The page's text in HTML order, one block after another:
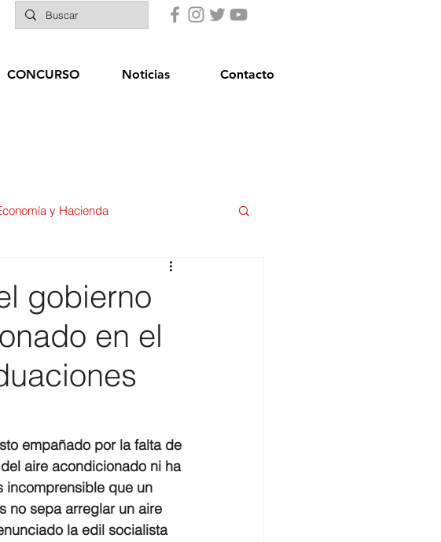
CONCURSO Noticias Contacto
y Hacienda
Seguridad Ciudadana
Bienestar Social
gobierno
en el
empañado por la falta de
aire acondicionado ni ha
incomprensible que un
no sepa arreglar un aire
la edil socialista